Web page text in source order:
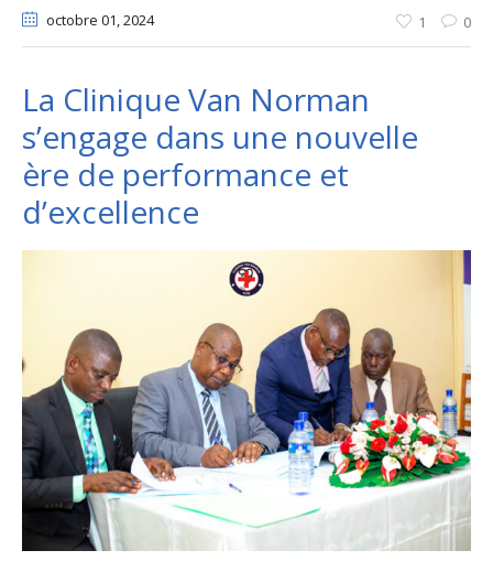
octobre 01, 2024 1 0
La Clinique Van Norman
s’engage dans une nouvelle
ère de performance et
d’excellence